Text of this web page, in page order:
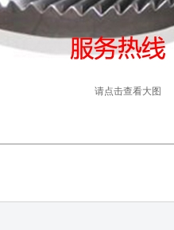
请点击查看大图